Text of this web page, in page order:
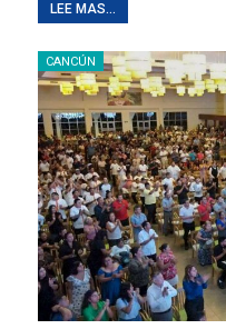
LEE MAS...
CANCÚN